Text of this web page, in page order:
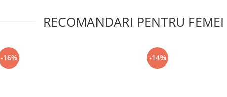
RECOMANDARI PENTRU FEMEI
-16% -14%